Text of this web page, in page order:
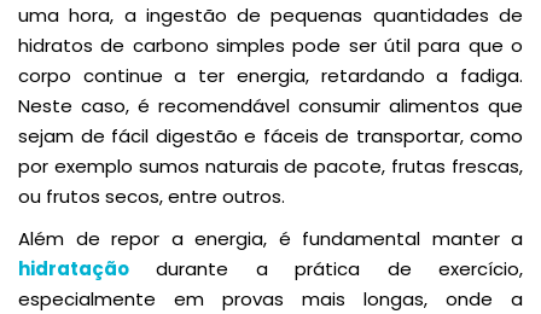
uma hora, a ingestão de pequenas quantidades de
hidratos de carbono simples pode ser útil para que o
corpo continue a ter energia, retardando a fadiga.
Neste caso, é recomendável consumir alimentos que
sejam de fácil digestão e fáceis de transportar, como
por exemplo sumos naturais de pacote, frutas frescas,
ou frutos secos, entre outros.
Além de repor a energia, é fundamental manter a
hidratação durante a prática de exercício,
especialmente em provas mais longas, onde a